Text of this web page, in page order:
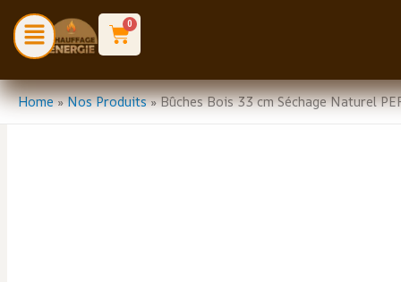
Aller
contenu
Menu 0
Cart
Home»Nos Produits»Bûches Bois 33 cm Séchage Naturel